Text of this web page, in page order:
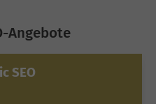
Angebote
SEO